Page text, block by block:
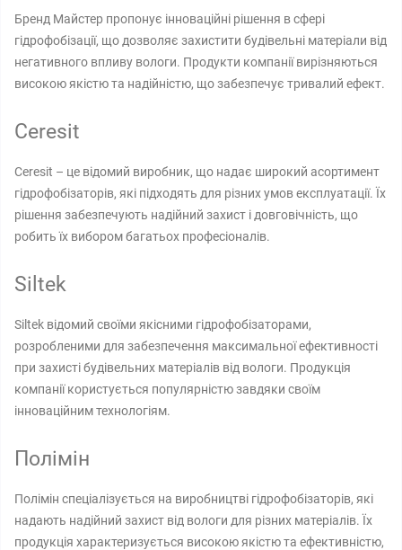
Бренд Майстер пропонує інноваційні рішення в сфері
гідрофобізації, що дозволяє захистити будівельні матеріали від
негативного впливу вологи. Продукти компанії вирізняються
високою якістю та надійністю, що забезпечує тривалий ефект.
Ceresit
Ceresit – це відомий виробник, що надає широкий асортимент
гідрофобізаторів, які підходять для різних умов експлуатації. Їх
рішення забезпечують надійний захист і довговічність, що
робить їх вибором багатьох професіоналів.
Siltek
Siltek відомий своїми якісними гідрофобізаторами,
розробленими для забезпечення максимальної ефективності
при захисті будівельних матеріалів від вологи. Продукція
компанії користується популярністю завдяки своїм
інноваційним технологіям.
Полімін
Полімін спеціалізується на виробництві гідрофобізаторів, які
надають надійний захист від вологи для різних матеріалів. Їх
продукція характеризується високою якістю та ефективністю,